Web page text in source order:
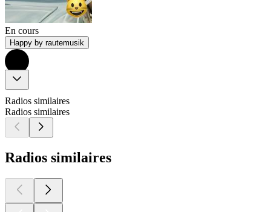
En cours
Happy by rautemusik
Radios similaires
Radios similaires
Radios similaires